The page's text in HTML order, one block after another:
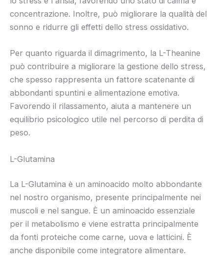
concentrazione. Inoltre, può migliorare la qualità del
sonno e ridurre gli effetti dello stress ossidativo.
Per quanto riguarda il dimagrimento, la L-Theanine
può contribuire a migliorare la gestione dello stress,
che spesso rappresenta un fattore scatenante di
abbondanti spuntini e alimentazione emotiva.
Favorendo il rilassamento, aiuta a mantenere un
equilibrio psicologico utile nel percorso di perdita di
peso.
L-Glutamina
La L-Glutamina è un aminoacido molto abbondante
nel nostro organismo, presente principalmente nei
muscoli e nel sangue. È un aminoacido essenziale
per il metabolismo e viene estratta principalmente
da fonti proteiche come carne, uova e latticini. È
anche disponibile come integratore alimentare.